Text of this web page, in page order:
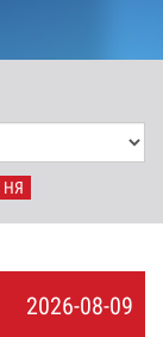
НЯ
2026-08-09